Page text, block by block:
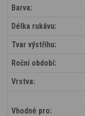
Barva:
Délka rukávu:
Tvar výstřihu:
Roční období:
Vrstva:
Vhodné pro: